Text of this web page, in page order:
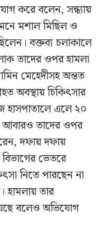
করে বলেন, সন্ধ্যায়
মশাল মিছিল ও
বক্তব্য চলাকালে
তাদের ওপর হামলা
মেহেদীসহ অন্তত
অবস্থায় চিকিৎসার
এলে ২০
তাদের ওপর
দফায় দফায়
ভেতরে
নিতে পারছেন না
হামলায় তার
বলেও অভিযোগ